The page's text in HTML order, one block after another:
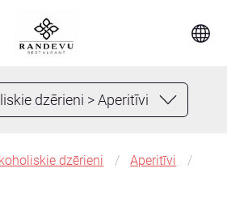
dzērieni > Aperitīvi
dzērieni
Aperitīvi